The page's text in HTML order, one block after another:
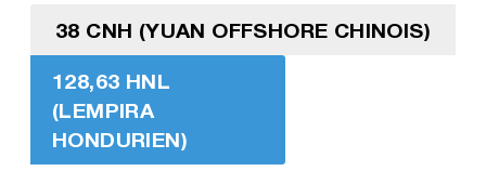
38 CNH (YUAN OFFSHORE CHINOIS)
128,63 HNL
(LEMPIRA
HONDURIEN)